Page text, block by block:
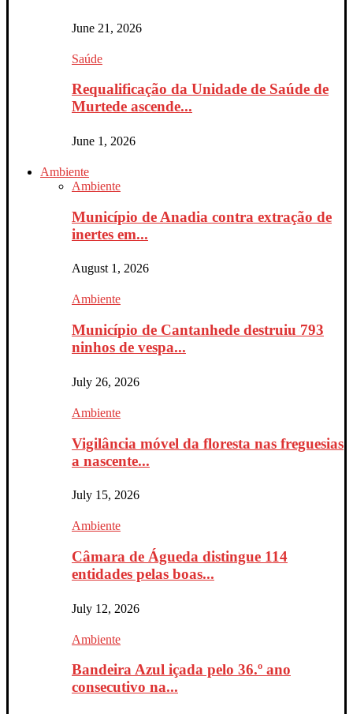
June 21, 2026
Saúde
Requalificação da Unidade de Saúde de
Murtede ascende...
June 1, 2026
Ambiente
Ambiente
Município de Anadia contra extração de
inertes em...
August 1, 2026
Ambiente
Município de Cantanhede destruiu 793
ninhos de vespa...
July 26, 2026
Ambiente
Vigilância móvel da floresta nas freguesias
a nascente...
July 15, 2026
Ambiente
Câmara de Águeda distingue 114
entidades pelas boas...
July 12, 2026
Ambiente
Bandeira Azul içada pelo 36.º ano
consecutivo na...